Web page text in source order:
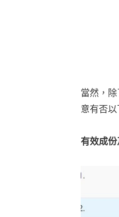
當然，
意有否
有效成份